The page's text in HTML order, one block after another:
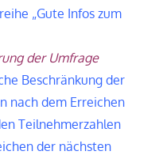
„Gute Infos zum
der Umfrage
Beschränkung der
nach dem Erreichen
Teilnehmerzahlen
der nächsten